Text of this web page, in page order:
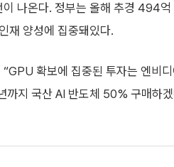
이 나온다. 정부는 올해 추경 494
재 양성에 집중돼있다.
“GPU 확보에 집중된 투자는 엔비
까지 국산 AI 반도체 50% 구매하